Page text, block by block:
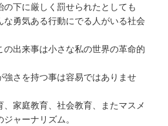
の下に厳しく罰せられたとしても
な勇気ある行動にでる人がいる社会
の出来事は小さな私の世界の革命的
強さを持つ事は容易ではありませ
、家庭教育、社会教育、またマスメ
ャーナリズム。